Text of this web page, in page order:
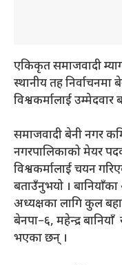
एकिकृत समाजवादी
स्थानीय तह
विश्वकर्मालाई
समाजवादी बेनी नगर
नगरपालिकाको मेयर
विश्वकर्मालाई चयन
बताउँनुभयो ।
अध्यक्षका लागि कुल
बेनपा–६, महेन्द्र
भएका छन् ।